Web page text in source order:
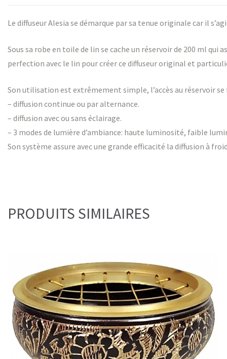
Le diffuseur Alesia se démarque par sa tenue originale car il
Sous sa robe en toile de lin se cache un réservoir de 200 ml
perfection avec le lin pour créer ce diffuseur original et
Son utilisation est extrêmement simple, l’accès au réservoir
– diffusion continue ou par alternance.
– diffusion avec ou sans éclairage.
– 3 modes de lumière d’ambiance: haute luminosité, faible
Son système assure avec une grande efficacité la diffusion à
PRODUITS SIMILAIRES